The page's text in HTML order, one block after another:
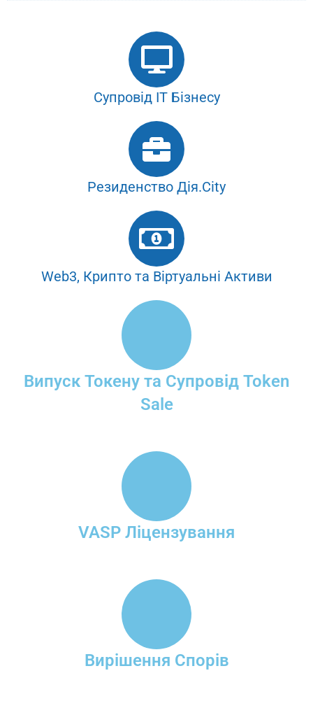
Супровід ІТ Бізнесу
Резиденство Дія.City
Web3, Крипто та Віртуальні Активи
Випуск Токену та Супровід Token
Sale
VASP Ліцензування
Вирішення Спорів